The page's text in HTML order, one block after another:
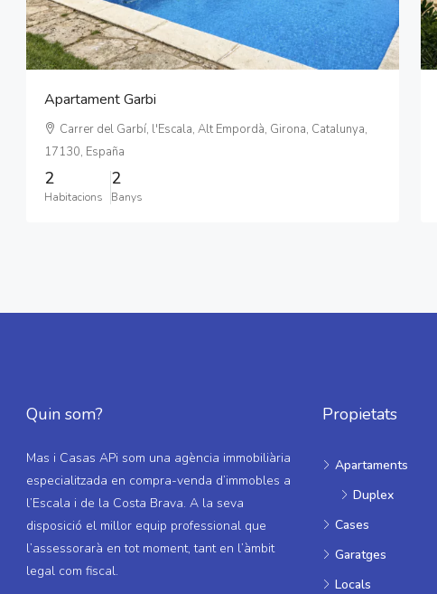
Apartament Garbi
Carrer del Garbí, l'Escala, Alt Empordà, Girona, Catalunya,
17130, España
2
Habitacions
2
Banys
Quin som?
Mas i Casas APi som una agència immobiliària
especialitzada en compra-venda d’immobles a
l’Escala i de la Costa Brava. A la seva
disposició el millor equip professional que
l’assessorarà en tot moment, tant en l’àmbit
legal com fiscal.
Propietats
Apartaments
Duplex
Cases
Garatges
Locals